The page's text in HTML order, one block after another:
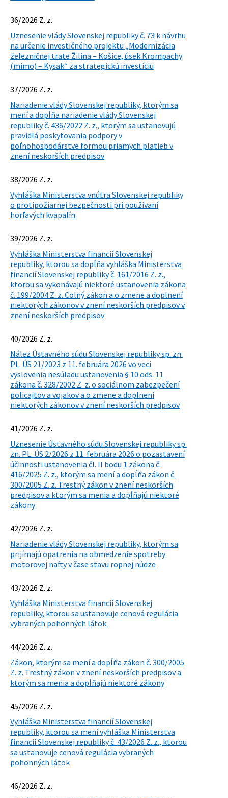
36/2026 Z. z.
Uznesenie vlády Slovenskej republiky č. 73 k návrhu
na určenie investičného projektu „Modernizácia
železničnej trate Žilina – Košice, úsek Krompachy
(mimo) – Kysak“ za strategickú investíciu
37/2026 Z. z.
Nariadenie vlády Slovenskej republiky, ktorým sa
mení a dopĺňa nariadenie vlády Slovenskej
republiky č. 436/2022 Z. z., ktorým sa ustanovujú
pravidlá poskytovania podpory v
poľnohospodárstve formou priamych platieb v
znení neskorších predpisov
38/2026 Z. z.
Vyhláška Ministerstva vnútra Slovenskej republiky
o protipožiarnej bezpečnosti pri používaní
horľavých kvapalín
39/2026 Z. z.
Vyhláška Ministerstva financií Slovenskej
republiky, ktorou sa dopĺňa vyhláška Ministerstva
financií Slovenskej republiky č. 161/2016 Z. z.,
ktorou sa vykonávajú niektoré ustanovenia zákona
č. 199/2004 Z. z. Colný zákon a o zmene a doplnení
niektorých zákonov v znení neskorších predpisov v
znení neskorších predpisov
40/2026 Z. z.
Nález Ústavného súdu Slovenskej republiky sp. zn.
PL. ÚS 21/2023 z 11. februára 2026 vo veci
vyslovenia nesúladu ustanovenia § 10 ods. 11
zákona č. 328/2002 Z. z. o sociálnom zabezpečení
policajtov a vojakov a o zmene a doplnení
niektorých zákonov v znení neskorších predpisov
41/2026 Z. z.
Uznesenie Ústavného súdu Slovenskej republiky sp.
zn. PL. ÚS 2/2026 z 11. februára 2026 o pozastavení
účinnosti ustanovenia čl. II bodu 1 zákona č.
416/2025 Z. z., ktorým sa mení a dopĺňa zákon č.
300/2005 Z. z. Trestný zákon v znení neskorších
predpisov a ktorým sa menia a dopĺňajú niektoré
zákony
42/2026 Z. z.
Nariadenie vlády Slovenskej republiky, ktorým sa
prijímajú opatrenia na obmedzenie spotreby
motorovej nafty v čase stavu ropnej núdze
43/2026 Z. z.
Vyhláška Ministerstva financií Slovenskej
republiky, ktorou sa ustanovuje cenová regulácia
vybraných pohonných látok
44/2026 Z. z.
Zákon, ktorým sa mení a dopĺňa zákon č. 300/2005
Z. z. Trestný zákon v znení neskorších predpisov a
ktorým sa menia a dopĺňajú niektoré zákony
45/2026 Z. z.
Vyhláška Ministerstva financií Slovenskej
republiky, ktorou sa mení vyhláška Ministerstva
financií Slovenskej republiky č. 43/2026 Z. z., ktorou
sa ustanovuje cenová regulácia vybraných
pohonných látok
46/2026 Z. z.